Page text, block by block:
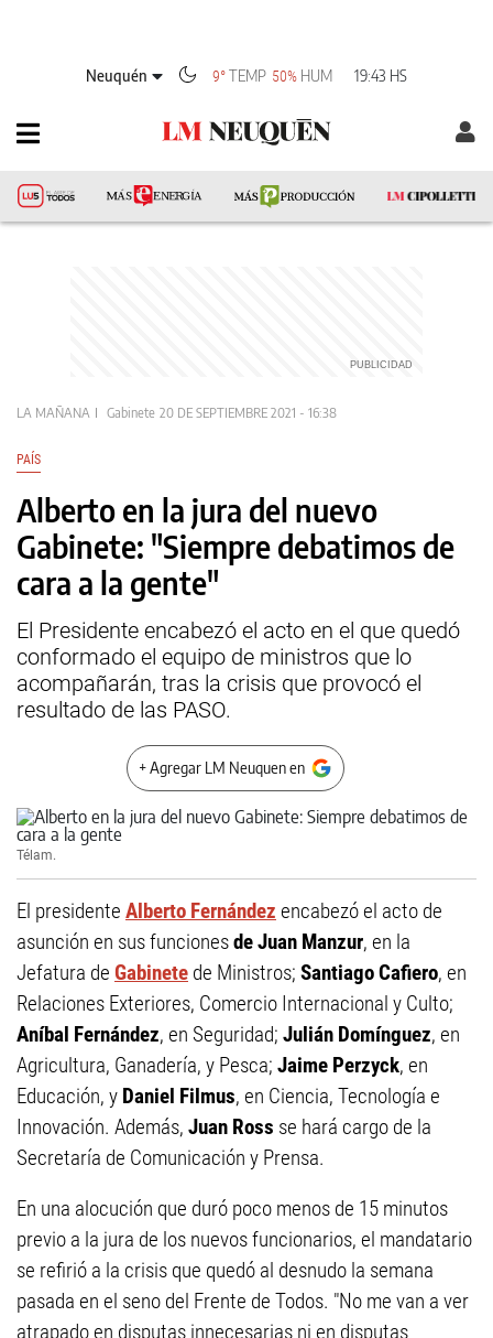
Neuquén 9°TEMP 50% HUM 19:43 HS
LA MAÑANA Gabinete 20 DE SEPTIEMBRE 2021 - 16:38
PAÍS
Alberto en la jura del nuevo
Gabinete: "Siempre debatimos de
cara a la gente"
El Presidente encabezó el acto en el que quedó
conformado el equipo de ministros que lo
acompañarán, tras la crisis que provocó el
resultado de las PASO.
+ Agregar LM Neuquen en
Télam.
El presidente Alberto Fernández encabezó el acto de
asunción en sus funcionesde Juan Manzur, en la
Jefatura de Gabinete de Ministros; Santiago Cafiero, en
Relaciones Exteriores, Comercio Internacional y Culto;
Aníbal Fernández, en Seguridad; Julián Domínguez, en
Agricultura, Ganadería, y Pesca; Jaime Perzyck, en
Educación, y Daniel Filmus, en Ciencia, Tecnología e
Innovación. Además, Juan Ross se hará cargo de la
Secretaría de Comunicación y Prensa.
En una alocución que duró poco menos de 15 minutos
previo a la jura de los nuevos funcionarios, el mandatario
se refirió a la crisis que quedó al desnudo la semana
pasada en el seno del Frente de Todos. "No me van a ver
atrapado en disputas innecesarias ni en disputas